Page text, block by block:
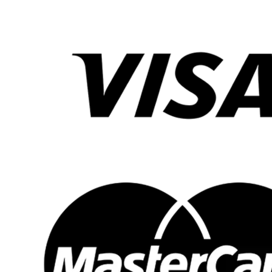
Tvättas i tvättpåse